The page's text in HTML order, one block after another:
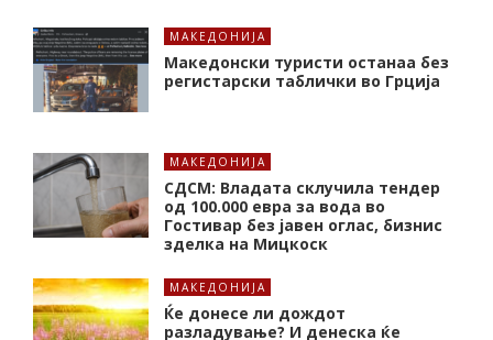
МАКЕДОНИЈА
Македонски туристи останаа без
регистарски таблички во Грција
МАКЕДОНИЈА
СДСМ: Владата склучила тендер
од 100.000 евра за вода во
Гостивар без јавен оглас, бизнис
зделка на Мицкоск
МАКЕДОНИЈА
Ќе донесе ли дождот
разладување? И денеска ќе